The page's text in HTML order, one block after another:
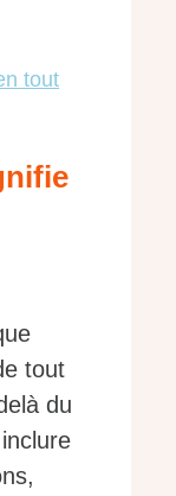
tout
tout
du